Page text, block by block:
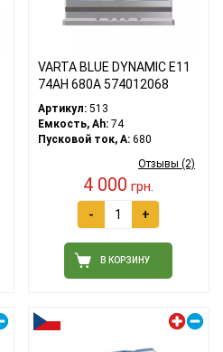
VARTA BLUE DYNAMIC E11
74АH 680A 574012068
Артикул:513
Емкость, Ah:74
Пусковой ток, A:680
Отзывы (2)
4 000 грн.
- +
В КОРЗИНУ